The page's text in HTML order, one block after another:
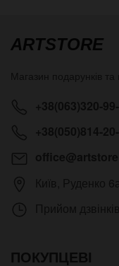
ARTSTORE
ПОКУПЦЕВІ